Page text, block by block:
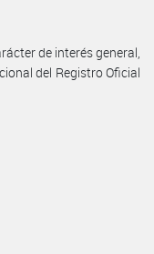
de interés general,
del Registro Oficial